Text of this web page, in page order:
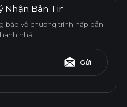
vực có độ ẩm, rò rỉ nước cao.
Nhận Bản Tin
báo về chương trình hấp dẫn
nhất.
Gửi